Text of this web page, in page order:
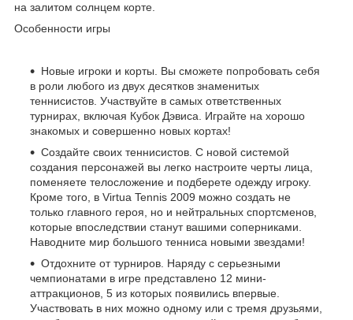
на залитом солнцем корте.
Особенности игры
Новые игроки и корты. Вы сможете попробовать себя
в роли любого из двух десятков знаменитых
теннисистов. Участвуйте в самых ответственных
турнирах, включая Кубок Дэвиса. Играйте на хорошо
знакомых и совершенно новых кортах!
Создайте своих теннисистов. С новой системой
создания персонажей вы легко настроите черты лица,
поменяете телосложение и подберете одежду игроку.
Кроме того, в Virtua Tennis 2009 можно создать не
только главного героя, но и нейтральных спортсменов,
которые впоследствии станут вашими соперниками.
Наводните мир большого тенниса новыми звездами!
Отдохните от турниров. Наряду с серьезными
чемпионатами в игре представлено 12 мини-
аттракционов, 5 из которых появились впервые.
Участвовать в них можно одному или с тремя друзьями,